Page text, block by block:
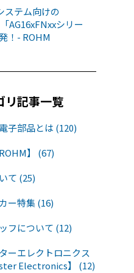
ステム向けの
AG16xFNxxシリー
！- ROHM
リ記事一覧
子部品とは (120)
】 (67)
て (25)
ー特集 (16)
フについて (12)
ーエレクトロニクス
Electronics】 (12)